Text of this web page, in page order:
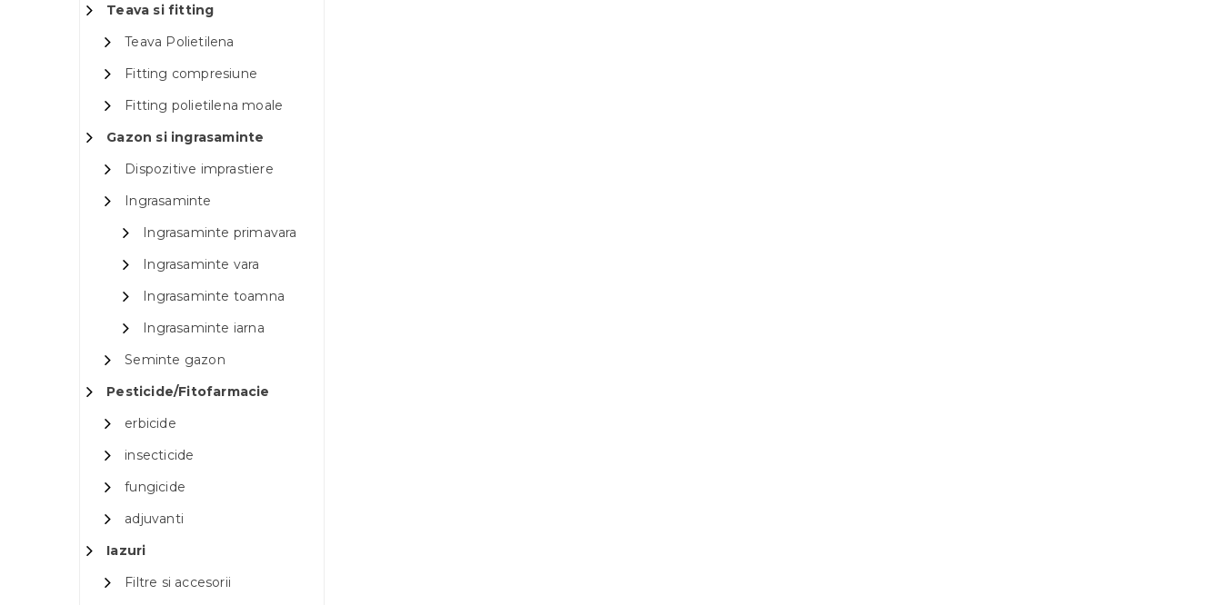
Teava si fitting
Teava Polietilena
Fitting compresiune
Fitting polietilena moale
Gazon si ingrasaminte
Dispozitive imprastiere
Ingrasaminte
Ingrasaminte primavara
Ingrasaminte vara
Ingrasaminte toamna
Ingrasaminte iarna
Seminte gazon
Pesticide/Fitofarmacie
erbicide
insecticide
fungicide
adjuvanti
Iazuri
Filtre si accesorii